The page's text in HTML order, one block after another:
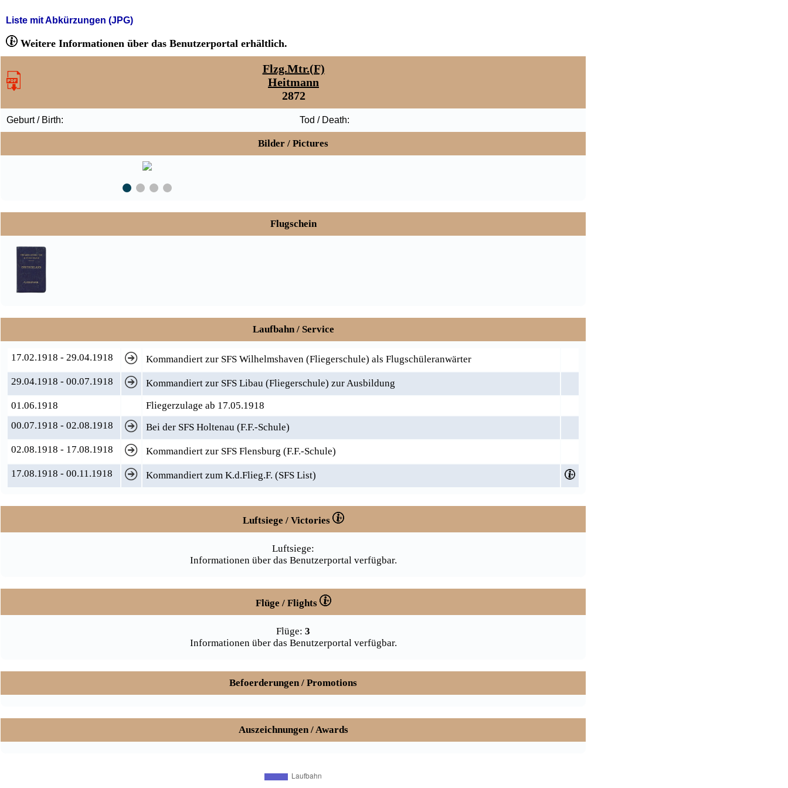
Liste mit Abkürzungen (JPG)
Weitere Informationen über das Benutzerportal erhältlich.
Flzg.Mtr.(F)
Heitmann
2872
Geburt / Birth: Tod / Death:
Bilder / Pictures
Flugschein
Laufbahn / Service
17.02.1918 - 29.04.1918
Kommandiert zur SFS Wilhelmshaven (Fliegerschule) als Flugschüleranwärter
29.04.1918 - 00.07.1918
Kommandiert zur SFS Libau (Fliegerschule) zur Ausbildung
01.06.1918
Fliegerzulage ab 17.05.1918
00.07.1918 - 02.08.1918
Bei der SFS Holtenau (F.F.-Schule)
02.08.1918 - 17.08.1918
Kommandiert zur SFS Flensburg (F.F.-Schule)
17.08.1918 - 00.11.1918
Kommandiert zum K.d.Flieg.F. (SFS List)
Luftsiege / Victories
Luftsiege:
Informationen über das Benutzerportal verfügbar.
Flüge / Flights
Flüge: 3
Informationen über das Benutzerportal verfügbar.
Befoerderungen / Promotions
Auszeichnungen / Awards